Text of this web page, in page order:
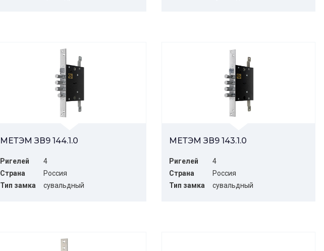
МЕТЭМ ЗВ9 144.1.0
Ригелей
4
Страна
Россия
Тип замка
сувальдный
МЕТЭМ ЗВ9 143.1.0
Ригелей
4
Страна
Россия
Тип замка
сувальдный